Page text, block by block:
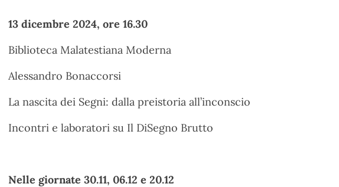
13 dicembre 2024, ore 16.30
Biblioteca Malatestiana Moderna
Alessandro Bonaccorsi
La nascita dei Segni: dalla preistoria all’inconscio
Incontri e laboratori su Il DiSegno Brutto
Nelle giornate 30.11, 06.12 e 20.12